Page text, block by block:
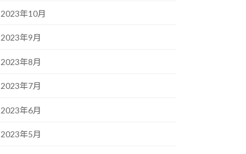
2023年10月
2023年9月
2023年8月
2023年7月
2023年6月
2023年5月